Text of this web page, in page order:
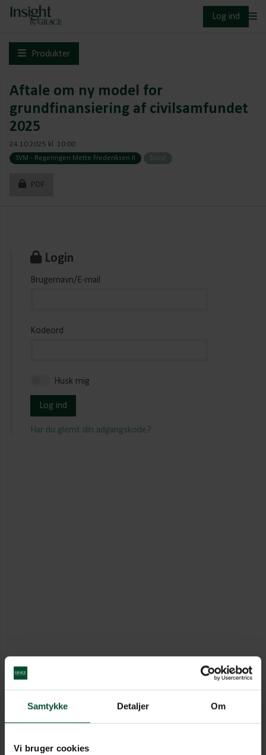
Samtykke Detaljer Om
Vi bruger cookies
Log ind
Produkter
Aftale om ny model for
grundfinansiering af civilsamfundet
2025
24.10.2025 kl. 10:00
SVM - Regeringen Mette Frederiksen II Social
PDF
Login
Brugernavn/E-mail
Kodeord
Husk mig
Log ind
Har du glemt din adgangskode?